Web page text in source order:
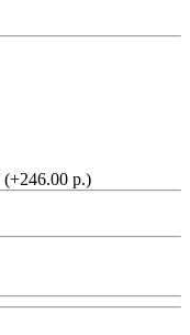
(+246.00 р.)